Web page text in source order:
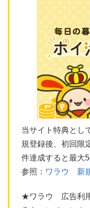
当サイト特典とし
規登録後、初回限
件達成すると最大
参照： ワラウ 新
★ワラウ 広告利用